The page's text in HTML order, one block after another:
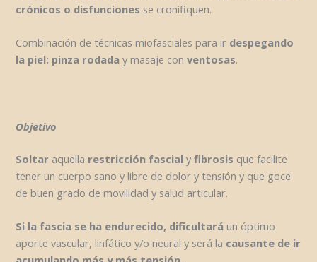
crónicos o disfunciones se cronifiquen.
Combinación de técnicas miofasciales para ir despegando
la piel: pinza rodaday masaje conventosas.
Objetivo
Soltar aquella restricción fascial yfibrosis que facilite
tener un cuerpo sano y libre de dolor y tensión y que goce
de buen grado de movilidad y salud articular.
Si la fascia se ha endurecido, dificultará un óptimo
aporte vascular, linfático y/o neural y será la causante de ir